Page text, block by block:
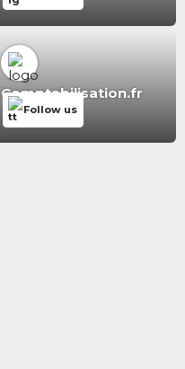
Comptabilisation.fr
Follow us